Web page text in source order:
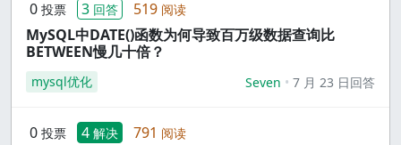
0 投票 3 回答 519 阅读
MySQL中DATE()函数为何导致百万级数据查询比
BETWEEN慢几十倍？
mysql优化 Seven 7 月 23 日回答
0 投票 4 解决 791 阅读